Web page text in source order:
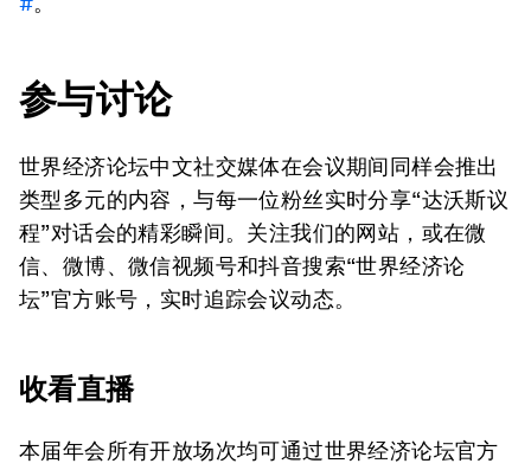
参与讨论
世界经济论坛中文社交媒体在会议期间同样会推出
类型多元的内容，与每一位粉丝实时分享“达沃斯议
程”对话会的精彩瞬间。关注我们的网站，或在微
信、微博、微信视频号和抖音搜索“世界经济论
坛”官方账号，实时追踪会议动态。
收看直播
本届年会所有开放场次均可通过世界经济论坛官方